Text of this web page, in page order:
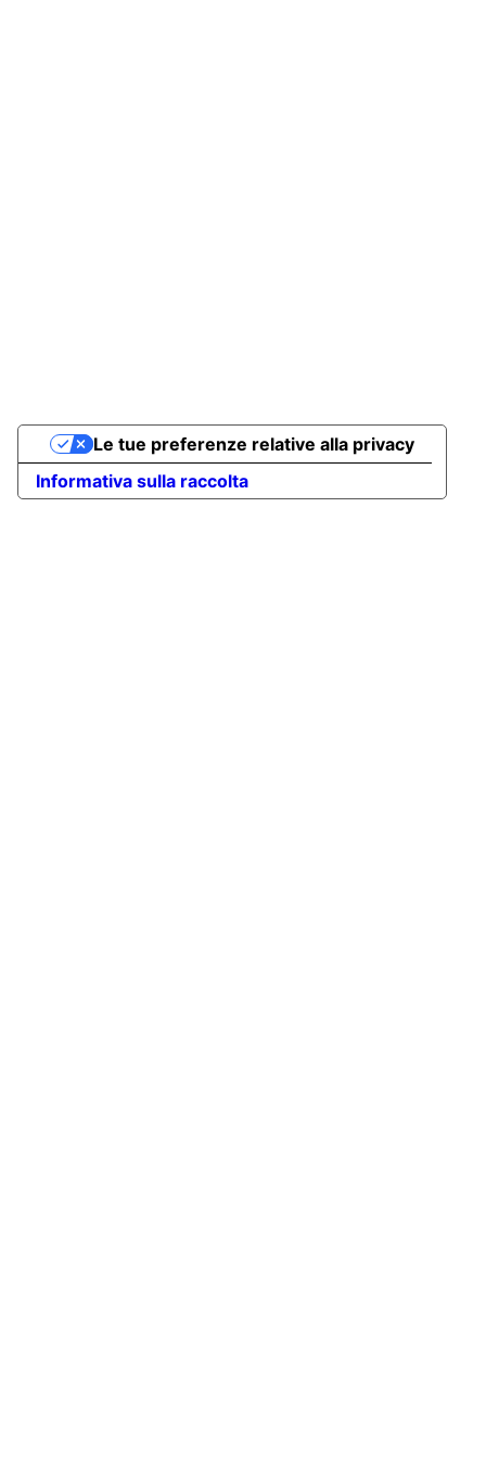
Informativa sulla raccolta
Le tue preferenze relative alla privacy